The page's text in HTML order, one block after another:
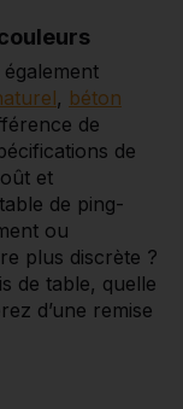
, béton
de
de
et
de ping-
ou
plus discrète ?
de table, quelle
d’une remise